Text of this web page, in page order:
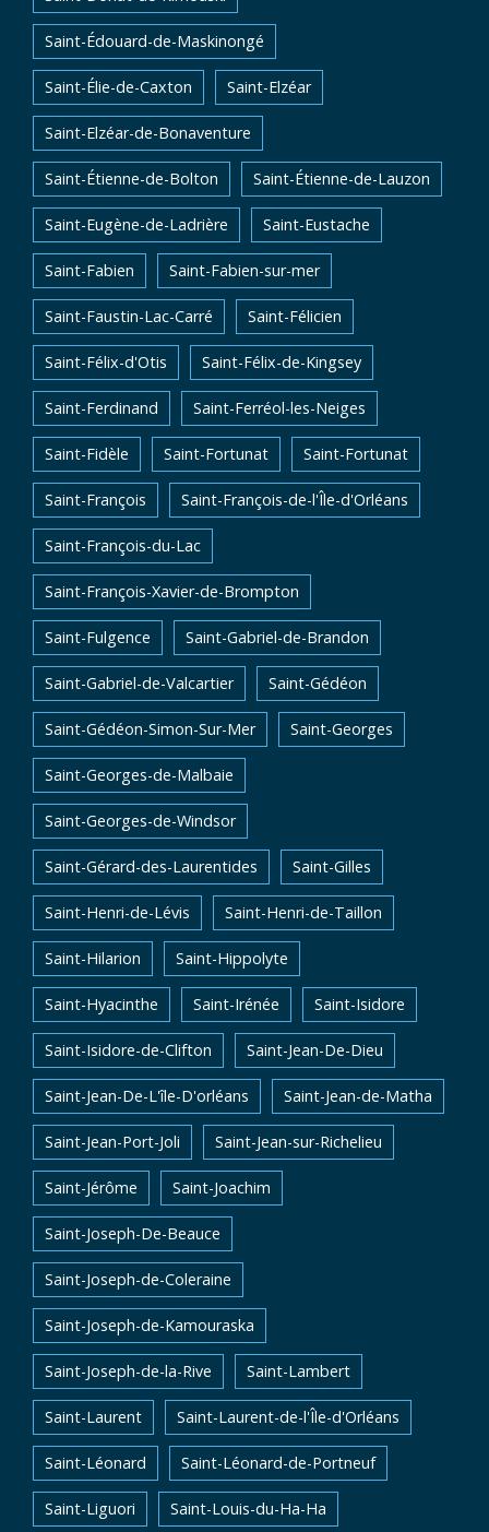
Saint-Édouard-de-Maskinongé
Saint-Élie-de-Caxton Saint-Elzéar
Saint-Elzéar-de-Bonaventure
Saint-Étienne-de-Bolton Saint-Étienne-de-Lauzon
Saint-Eugène-de-Ladrière Saint-Eustache
Saint-Fabien Saint-Fabien-sur-mer
Saint-Faustin-Lac-Carré Saint-Félicien
Saint-Félix-d'Otis Saint-Félix-de-Kingsey
Saint-Ferdinand Saint-Ferréol-les-Neiges
Saint-Fidèle Saint-Fortunat Saint-Fortunat
Saint-François Saint-François-de-l'Île-d'Orléans
Saint-François-du-Lac
Saint-François-Xavier-de-Brompton
Saint-Fulgence Saint-Gabriel-de-Brandon
Saint-Gabriel-de-Valcartier Saint-Gédéon
Saint-Gédéon-Simon-Sur-Mer Saint-Georges
Saint-Georges-de-Malbaie
Saint-Georges-de-Windsor
Saint-Gérard-des-Laurentides Saint-Gilles
Saint-Henri-de-Lévis Saint-Henri-de-Taillon
Saint-Hilarion Saint-Hippolyte
Saint-Hyacinthe Saint-Irénée Saint-Isidore
Saint-Isidore-de-Clifton Saint-Jean-De-Dieu
Saint-Jean-De-L'île-D'orléans Saint-Jean-de-Matha
Saint-Jean-Port-Joli Saint-Jean-sur-Richelieu
Saint-Jérôme Saint-Joachim
Saint-Joseph-De-Beauce
Saint-Joseph-de-Coleraine
Saint-Joseph-de-Kamouraska
Saint-Joseph-de-la-Rive Saint-Lambert
Saint-Laurent Saint-Laurent-de-l'Île-d'Orléans
Saint-Léonard Saint-Léonard-de-Portneuf
Saint-Liguori Saint-Louis-du-Ha-Ha